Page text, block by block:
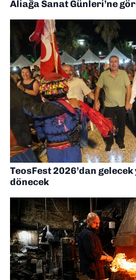
Aliağa Sanat Günleri’ne
TeosFest 2026’dan
dönecek